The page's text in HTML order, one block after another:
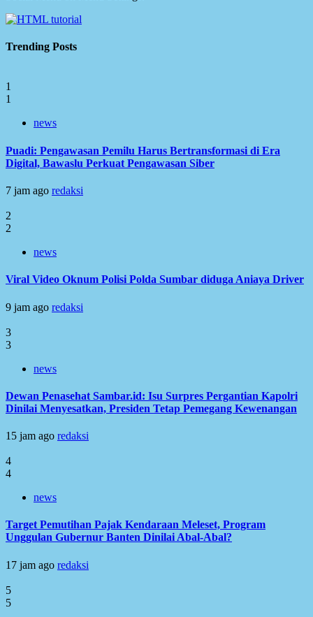
Trending Posts
1
1
news
Puadi: Pengawasan Pemilu Harus Bertransformasi di Era
Digital, Bawaslu Perkuat Pengawasan Siber
7 jam ago redaksi
2
2
news
Viral Video Oknum Polisi Polda Sumbar diduga Aniaya Driver
9 jam ago redaksi
3
3
news
Dewan Penasehat Sambar.id: Isu Surpres Pergantian Kapolri
Dinilai Menyesatkan, Presiden Tetap Pemegang Kewenangan
15 jam ago redaksi
4
4
news
Target Pemutihan Pajak Kendaraan Meleset, Program
Unggulan Gubernur Banten Dinilai Abal-Abal?
17 jam ago redaksi
5
5